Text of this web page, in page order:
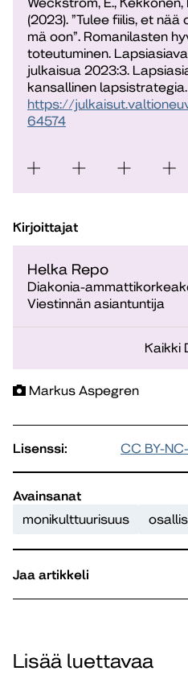
Weckström, E., Kekkonen,
(2023). ”Tulee fiilis, et
mä oon”. Romanilasten
toteutuminen.
julkaisua 2023:3.
kansallinen lapsistrategia.
https://
64574
Kirjoittajat
Helka Repo
Diakonia-
Viestinnän asiantuntija
Kaikki
Markus Aspegren
Lisenssi: CC BY-
Avainsanat
monikulttuurisuus
Jaa artikkeli
Lisää luettavaa